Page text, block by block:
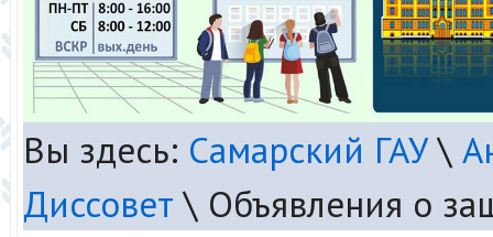
Вы здесь: Самарский ГАУ\
Диссовет \ Объявления о